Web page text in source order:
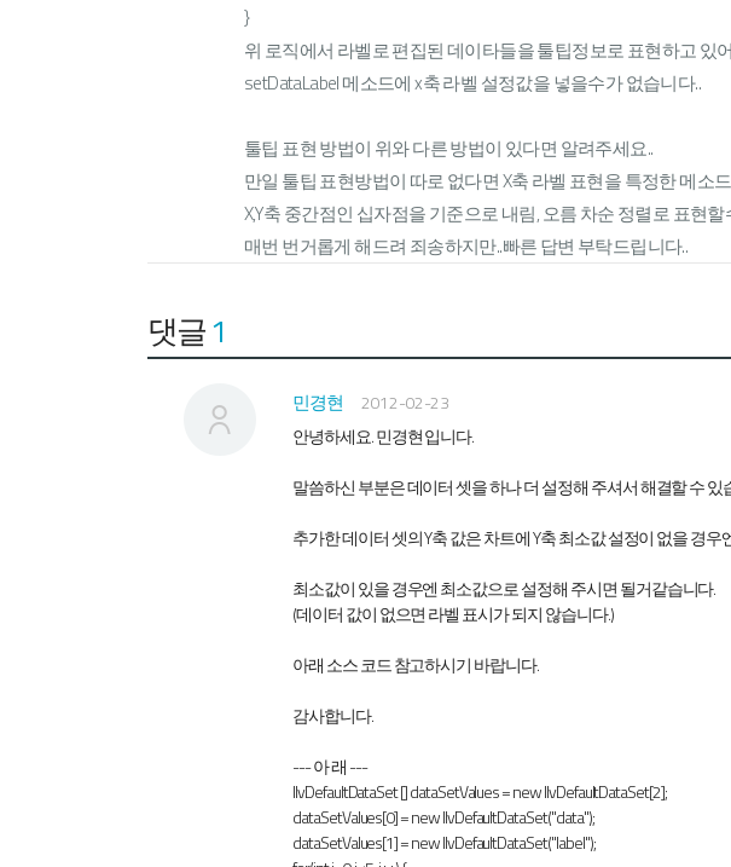
}
위 로직에서 라벨로 편집된 데이타들을 툴팁정보로 표현하고 있
setDataLabel 메소드에 x축 라벨 설정값을 넣을수가 없습니다..
툴팁 표현 방법이 위와 다른 방법이 있다면 알려주세요..
만일 툴팁 표현방법이 따로 없다면 X축 라벨 표현을 특정한 메소
X,Y축 중간점인 십자점을 기준으로 내림, 오름 차순 정렬로 표현
매번 번거롭게 해드려 죄송하지만..빠른 답변 부탁드립니다..
댓글1
민경현
2012-02-23
안녕하세요. 민경현 입니다.
말씀하신 부분은 데이터 셋을 하나 더 설정해 주셔서 해결할 수 있
추가한 데이터 셋의 Y축 값은 차트에 Y축 최소값 설정이 없을 경우
최소값이 있을 경우엔 최소값으로 설정해 주시면 될거같습니다.
(데이터 값이 없으면 라벨 표시가 되지 않습니다.)
아래 소스 코드 참고하시기 바랍니다.
감사합니다.
--- 아 래 ---
IlvDefaultDataSet [] dataSetValues = new IlvDefaultDataSet[2];
dataSetValues[0] = new IlvDefaultDataSet("data");
dataSetValues[1] = new IlvDefaultDataSet("label");